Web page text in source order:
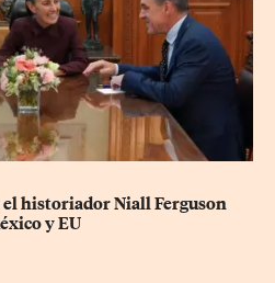
el historiador Niall Ferguson
y EU